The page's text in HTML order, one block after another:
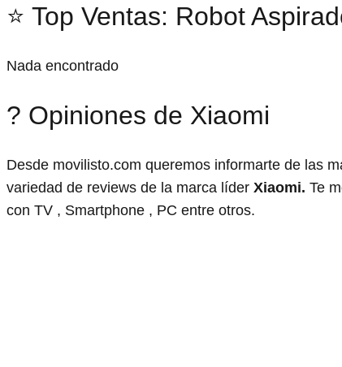
⭐ Top Ventas: Robot
Nada encontrado
? Opiniones de Xiaomi
Desde movilisto.com queremos informarte de las
variedad de reviews de la marca líder Xiaomi. Te
con TV , Smartphone , PC entre otros.